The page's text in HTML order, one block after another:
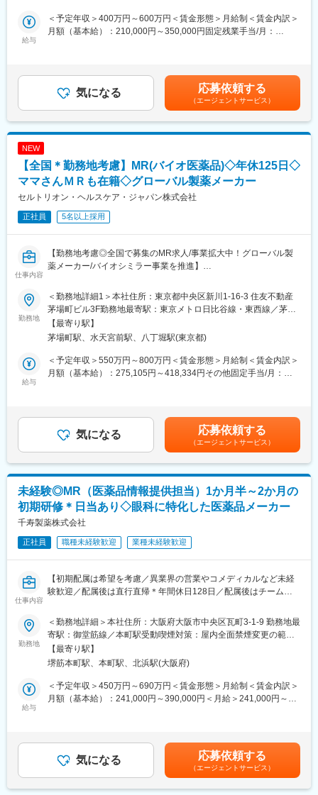
糖尿病患者の増加に伴い、迅速な検査・治療へのニーズが高まる
中で、治療前にスピーディな検査結果報告を可能にする製品で
・当社が開発した検査機器の活用による医療および患者さんの
「QOL（生活の質）」向上への貢献できます。
・自社が開発した特徴あるアレルギー診断機器・試薬を取り扱っ
・事業部制の中で開発から販売まで一気通貫で行っている為、お
■組織構成：
31名
※中途入社と他部門からの異動者が大半のため、打ち解けやすい雰
■本採用について：
登用されております。正社員登用率は100％です。
・正社員登用試験などはありません。
変更の範囲：会社の定める業務
います。
・販売促進施策の企画・提案
・本部バイヤーとの商談・関係構築
現在はOTC医薬品が中心で、内服固形剤（鎮痛薬など）、外用剤
（点鼻薬、虫刺され薬など）のNB品・PB品を取り扱っていま
す。
可能性もあります。
社用車を利用して営業活動を行います。
担当エリアや担当社数、出張頻度はご経験やスキルに応じて決定
新規開拓営業をお任せします。
■入社後の流れ：
配属部署にてOJTを開始し、先輩社員との商談同行や引継ぎを通
独り立ちの時期は一律ではなく、習熟度や経験に応じて判断する
ため、安心して業務に取り組める環境です。
新規先への営業活動を行っています。
目標の達成状況は評価項目の一つですが、達成率以外に、取り組
み内容も踏まえて評価しています。
ビューを行い役員との面談を実施しています。
■組織構成：
12名(40歳～72歳)が在籍しています。
部署や役職を問わず意見や提案が活発な社風です。新しいことへ
の挑戦を歓迎し、一人ひとりが主体的にチャレンジできる環境づ
くりを大切にしています。
また、仕事とプライベートの両立を支援し、ワークライフバラン
スを重視した働きやすい職場づくりに努めています。
給与
＜予定年収＞400万円～600万円＜賃金形態＞月給制＜賃金内訳＞
月額（基本給）：210,000円～350,000円固定残業手当/月：
給与詳細は、あくまでも目安の金額であり、選考を通じて上下す
る可能性があります。■昇給：年1回（0.50％～1.00％）■賞与：
年2回（計3ヵ月分以上）賃金はあくまでも目安の金額であり、選
考を通じて上下する可能性があります。月給(月額)は固定手当を含
めた表記です。
気になる 応募依頼する
（エージェントサービス）
NEW
【全国＊勤務地考慮】MR(バイオ医薬品)◇年休125日◇
ママさんＭＲも在籍◇グローバル製薬メーカー
セルトリオン・ヘルスケア・ジャパン株式会社
正社員 5名以上採用
仕事内容
【勤務地考慮◎全国で募集のMR求人/事業拡大中！グローバル製
薬メーカー/バイオシミラー事業を推進】
バイオ医薬品を開発・製造する総合ヘルスケアグループの日本法
人である当社にて、MRを募集いたします。
■業務内容：
・MR職務の担当エリアにおいて当社製品の新規口座開設ならびに
シェアの拡大を目指す
・販売目標を達成させるために卸との協業を推進する
践する
■当社の特徴：
韓国セルトリオングループは、韓国株式市場KOSPIに上市してい
るバイオ医薬品を開発・製造する企業の中で、常に時価総額が
Top5のバイオ医薬品の開発及び製造技術に注力しているグループ
です。
当社は、セルトリオングループで開発及び製造しているバイオシ
ミラー＊を含めたバイオ医薬品を日本で販売するため、セルトリ
オングループの日本法人として2014年に設立され、現在、4製品
を販売しており、今後もパイプラインを拡大していきます。
きながら、会社・個人共に成長して行くメンバーを今回募集致し
ます。
＊バイオシミラー：先行バイオ医薬品と同等/同質の品質、安全性
品。
セルトリオンは、抗体医薬品のバイオシミラーを世界規模で研究
開発から臨床試験、規制関連業務、製造、流通まで、バイオ医薬
品事業の全プロセスに対応するワンストップソリューションを提
供することで、世界中の患者様にバイオ医薬品の新しい治療の選
勤務地
＜勤務地詳細1＞本社住所：東京都中央区新川1-16-3 住友不動産
茅場町ビル3F勤務地最寄駅：東京メトロ日比谷線・東西線／茅場
町駅受動喫煙対策：敷地内喫煙可能場所あり＜勤務地詳細2＞全国
住所：全国 受動喫煙対策：敷地内全面禁煙変更の範囲：会社の定
【最寄り駅】
茅場町駅、水天宮前駅、八丁堀駅(東京都)
給与
＜予定年収＞550万円～800万円＜賃金形態＞月給制＜賃金内訳＞
月額（基本給）：275,105円～418,334円その他固定手当/月：
残業手当＞有＜給与補足＞※年収は経験に応じて決定します。年収
には営業手当を含みます。※固定残業代は、時間外労働の有無に関
わらず40時間分が付きます。※別途営業日当支給（2,000円/日）賃
金はあくまでも目安の金額であり、選考を通じて上下する可能性
があります。月給(月額)は固定手当を含めた表記です。
気になる 応募依頼する
（エージェントサービス）
未経験◎MR（医薬品情報提供担当）1か月半～2か月の
初期研修＊日当あり◇眼科に特化した医薬品メーカー
千寿製薬株式会社
正社員 職種未経験歓迎 業種未経験歓迎
仕事内容
【初期配属は希望を考慮／異業界の営業やコメディカルなど未経
験歓迎／配属後は直行直帰＊年間休日128日／配属後はチーム制
■職務内容：
医薬品の情報提供担当（MR）として、ドクターや医薬品卸へ訪
問、当社製品の提案・販売をお任せします。
＜具体的な業務内容＞
◎訪問先：主に大学病院や眼科クリニック
・医薬品に関する情報提供活動
└クリニック向けに勉強会なども実施します
・販売代理店を訪問し、代理店担当者との関係構築、製品PR、顧
勤務地
＜勤務地詳細＞本社住所：大阪府大阪市中央区瓦町3-1-9 勤務地最
寄駅：御堂筋線／本町駅受動喫煙対策：屋内全面禁煙変更の範
囲：会社の定める事業所
【最寄り駅】
堺筋本町駅、本町駅、北浜駅(大阪府)
給与
＜予定年収＞450万円～690万円＜賃金形態＞月給制＜賃金内訳＞
月額（基本給）：241,000円～390,000円＜月給＞241,000円～
も目安の金額であり、選考を通じて上下する可能性があります。
月給(月額)は固定手当を含めた表記です。
気になる 応募依頼する
（エージェントサービス）